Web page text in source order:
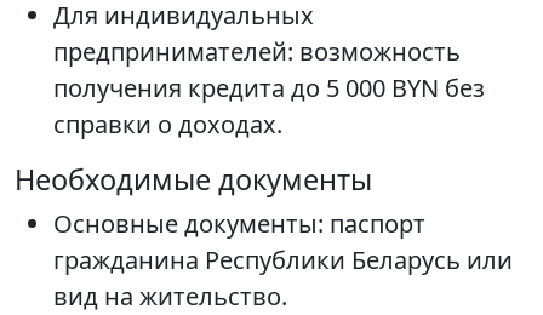
Для индивидуальных
предпринимателей: возможность
получения кредита до 5 000 BYN без
справки о доходах.
Необходимые документы
Основные документы: паспорт
гражданина Республики Беларусь или
вид на жительство.